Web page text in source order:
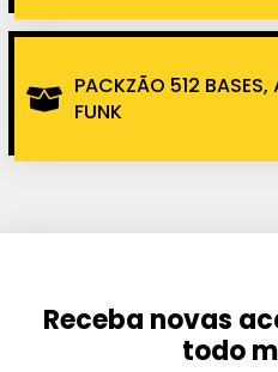
PACKZÃO 512
FUNK
Receba novas
todo